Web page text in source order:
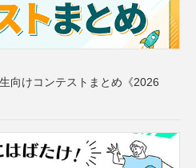
向けコンテストまとめ《2026